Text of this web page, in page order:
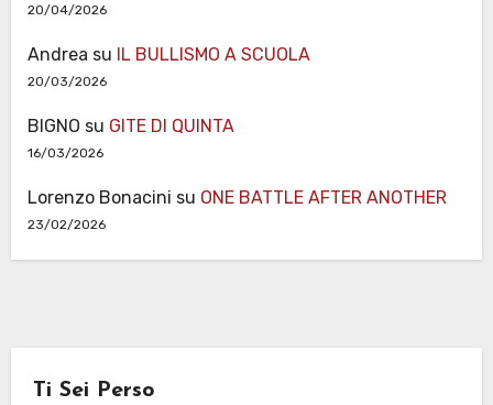
20/04/2026
Andrea su IL BULLISMO A SCUOLA
20/03/2026
BIGNO su GITE DI QUINTA
16/03/2026
Lorenzo Bonacini su ONE BATTLE AFTER ANOTHER
23/02/2026
Ti Sei Perso